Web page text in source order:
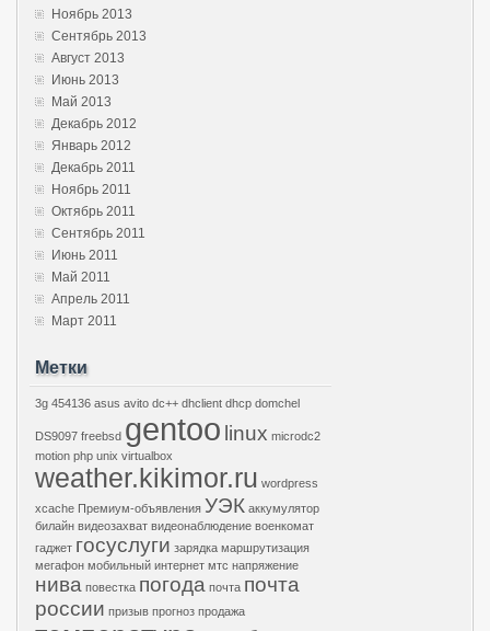
Ноябрь 2013
Сентябрь 2013
Август 2013
Июнь 2013
Май 2013
Декабрь 2012
Январь 2012
Декабрь 2011
Ноябрь 2011
Октябрь 2011
Сентябрь 2011
Июнь 2011
Май 2011
Апрель 2011
Март 2011
Метки
3g 454136 asus avito dc++ dhclient dhcp domchel
DS9097 freebsd gentoo linux microdc2
motion php unix virtualbox
weather.kikimor.ru wordpress
xcache Премиум-объявления УЭК аккумулятор
билайн видеозахват видеонаблюдение военкомат
гаджет госуслуги зарядка маршрутизация
мегафон мобильный интернет мтс напряжение
нива повестка погода почта почта
россии призыв прогноз продажа